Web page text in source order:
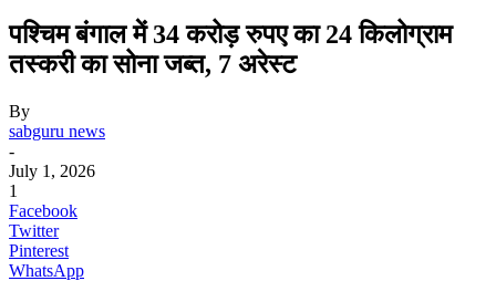
पश्चिम बंगाल में 34 करोड़ रुपए का 24 किलोग्राम
तस्करी का सोना जब्त, 7 अरेस्ट
By
sabguru news
-
July 1, 2026
1
Facebook
Twitter
Pinterest
WhatsApp